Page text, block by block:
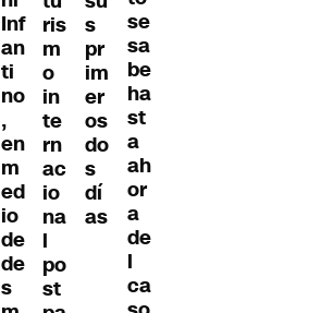
Inf
an
ti
no
,
en
m
ed
io
de
de
s
ris
m
o
in
te
rn
ac
io
na
l
po
st
s
pr
im
er
os
do
s
dí
as
se
sa
be
ha
st
a
ah
or
a
de
l
ca